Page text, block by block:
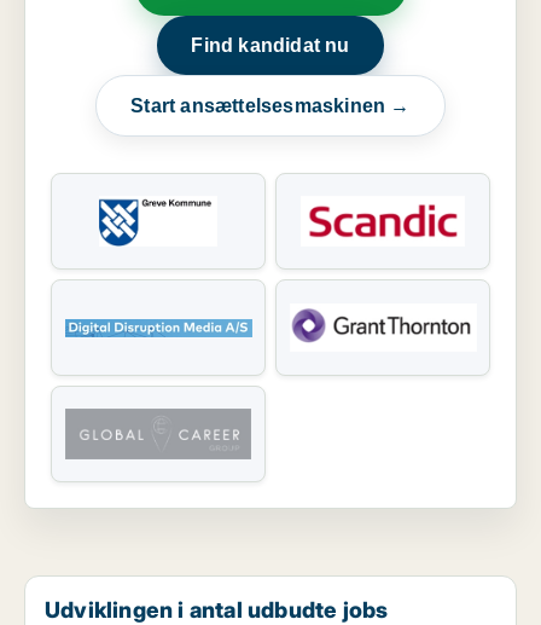
Find kandidat nu
Start ansættelsesmaskinen →
Udviklingen i antal udbudte jobs